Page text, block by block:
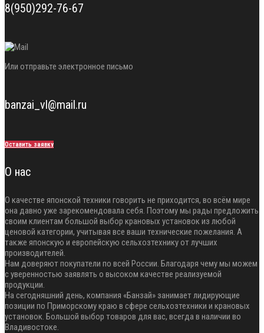
8(950)292-76-67
Или отправьте электронное письмо
banzai_vl@mail.ru
Оставить заявку
О нас
О качестве японской техники говорить не приходится, во всём мире
она давно уже зарекомендовала себя. Поэтому мы рады предложить
своим клиентам большой выбор крановых установок из любой
ценовой категории, учитывая все ваши технические пожелания. А
также японскую и европейскую сельхозтехнику от лучших
производителей.
Нам доверяют покупатели по всей России. Благодаря чему мы можем
с уверенностью заявлять о высоком качестве реализуемой
продукции.
На сегодняшний день, компания «Банзай» занимает лидирующие
позиции по Приморскому краю в сфере сельхозтехники и крановых
установок. Большой выбор товаров для вас, всегда в наличии во
Владивостоке.